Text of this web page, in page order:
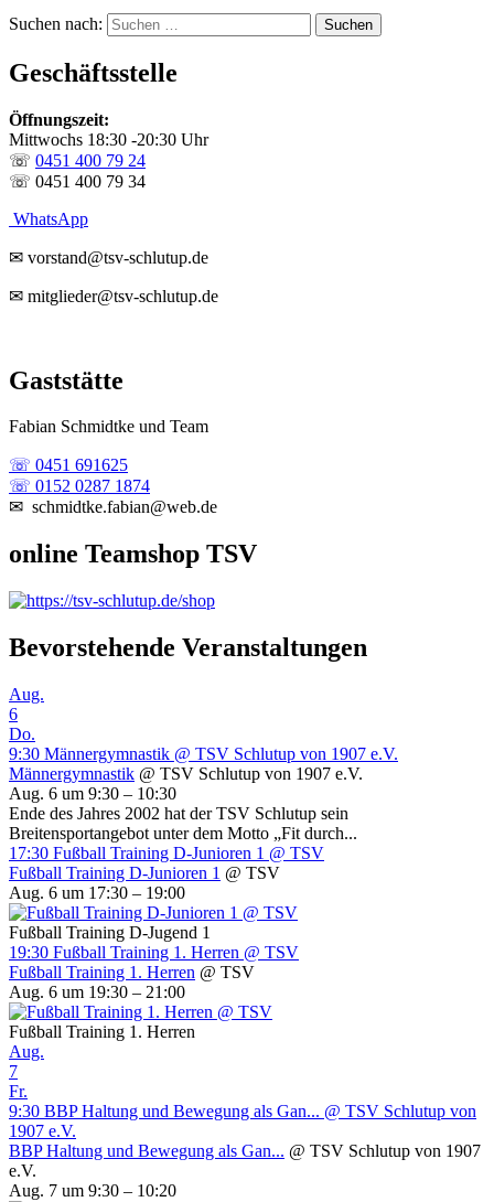
Suchen nach:
Geschäftsstelle
Öffnungszeit:
Mittwochs 18:30 -20:30 Uhr
☏ 0451 400 79 24
☏ 0451 400 79 34
WhatsApp
✉ vorstand@tsv-schlutup.de
✉ mitglieder@tsv-schlutup.de
Gaststätte
Fabian Schmidtke und Team
☏ 0451 691625
☏ 0152 0287 1874
✉ schmidtke.fabian@web.de
online Teamshop TSV
Bevorstehende Veranstaltungen
Aug.
6
Do.
9:30 Männergymnastik @ TSV Schlutup von 1907 e.V.
Männergymnastik @ TSV Schlutup von 1907 e.V.
Aug. 6 um 9:30 – 10:30
Ende des Jahres 2002 hat der TSV Schlutup sein
Breitensportangebot unter dem Motto „Fit durch...
17:30 Fußball Training D-Junioren 1 @ TSV
Fußball Training D-Junioren 1 @ TSV
Aug. 6 um 17:30 – 19:00
Fußball Training D-Jugend 1
19:30 Fußball Training 1. Herren @ TSV
Fußball Training 1. Herren @ TSV
Aug. 6 um 19:30 – 21:00
Fußball Training 1. Herren
Aug.
7
Fr.
9:30 BBP Haltung und Bewegung als Gan... @ TSV Schlutup von
1907 e.V.
BBP Haltung und Bewegung als Gan... @ TSV Schlutup von 1907
e.V.
Aug. 7 um 9:30 – 10:20